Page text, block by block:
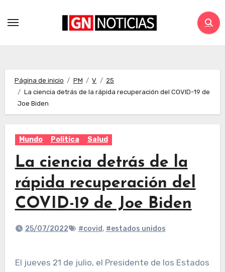
Página de inicio PM V
25
La ciencia detrás de la rápida recuperación del COVID-19 de
Joe Biden
Mundo Politica Salud
La ciencia detrás de la
rápida recuperación del
COVID-19 de Joe Biden
25/07/2022 #covid, #estados unidos
El jueves 21 de julio, el Presidente de los Estados